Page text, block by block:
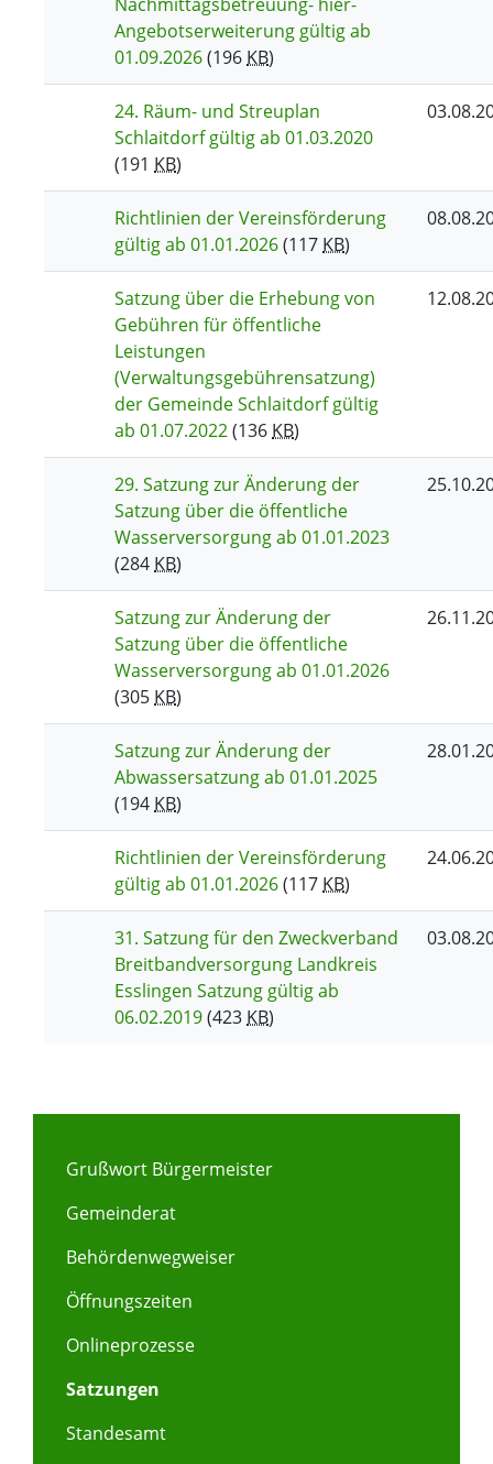
Nachmittagsbetreuung- hier-
Angebotserweiterung gültig ab
01.09.2026(196KB)
24. Räum- und Streuplan
Schlaitdorf gültig ab 01.03.2020
(191 KB)
Richtlinien der Vereinsförderung
gültig ab 01.01.2026(117KB)
Satzung über die Erhebung von
Gebühren für öffentliche
Leistungen
(Verwaltungsgebührensatzung)
der Gemeinde Schlaitdorf gültig
ab 01.07.2022(136KB)
29. Satzung zur Änderung der
Satzung über die öffentliche
Wasserversorgung ab 01.01.2023
(284KB)
Satzung zur Änderung der
Satzung über die öffentliche
Wasserversorgung ab 01.01.2026
(305KB)
Satzung zur Änderung der
Abwassersatzung ab 01.01.2025
(194KB)
Richtlinien der Vereinsförderung
gültig ab 01.01.2026(117KB)
31. Satzung für den Zweckverband
Breitbandversorgung Landkreis
Esslingen Satzung gültig ab
06.02.2019(423KB)
Grußwort Bürgermeister
Gemeinderat
Behördenwegweiser
Öffnungszeiten
Onlineprozesse
Satzungen
Standesamt